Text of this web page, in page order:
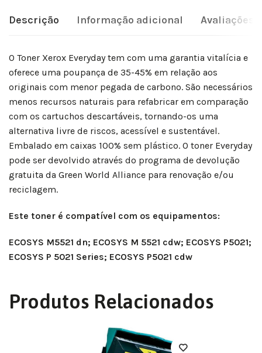
Descrição Informação adicional Avaliações
O Toner Xerox Everyday tem com uma garantia vitalícia e
oferece uma poupança de 35-45% em relação aos
originais com menor pegada de carbono. São necessários
menos recursos naturais para refabricar em comparação
com os cartuchos descartáveis, tornando-os uma
alternativa livre de riscos, acessível e sustentável.
Embalado em caixas 100% sem plástico. O toner Everyday
pode ser devolvido através do programa de devolução
gratuita da Green World Alliance para renovação e/ou
reciclagem.
Este toner é compatível com os equipamentos:
ECOSYS M5521 dn; ECOSYS M 5521 cdw; ECOSYS P5021;
ECOSYS P 5021 Series; ECOSYS P5021 cdw
Produtos Relacionados